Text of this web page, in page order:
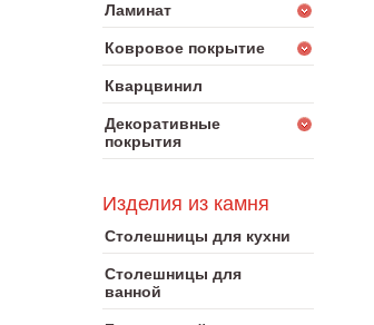
Ламинат
Ковровое покрытие
Кварцвинил
Декоративные
покрытия
Изделия из камня
Столешницы для кухни
Столешницы для
ванной